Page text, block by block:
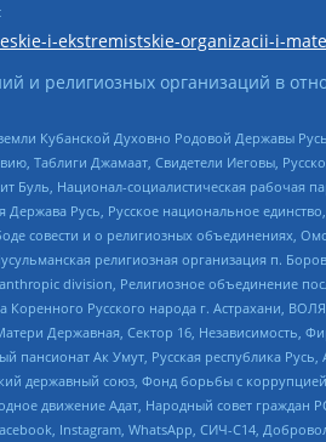
i-ekstremistskie-organizacii-i-
и религиозных организаций в
Кубанской Духовно Родовой Державы
Таблиги Джамаат, Свидетели Иеговы,
Буль, Национал-социалистическая
Русь, Русское национальное
совести и о религиозных объединениях,
религиозная организация п.
division, Религиозное объединение
Русского народа г. Астрахани,
Державная, Сектор 16, Независимость,
пансионат Ак Умут, Русская республика
державный союз, Фонд борьбы с
движение Адат, Народный совет
Instagram, WhatsApp, СИЧ-С14,